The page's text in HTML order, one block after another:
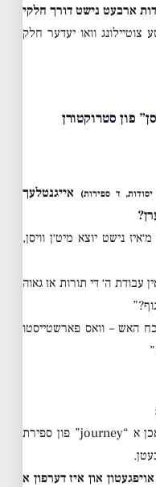
ארבעט נישט דורך חלקי
וואו יעדער חלק
פון סטרוקטורן
ז׳ ספירות)
אייגנטלעך
נישט יוצא מיט׳ן וויסן,
עבודת ה׳ די תורות אז גאוה
האש – וואס פארשטייסטו
– ס׳זענען דא אסאך ספרים וואס מאכן א “journey” פון ספירת
און איז דערפון א